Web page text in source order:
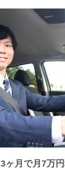
3ヶ月で月7万